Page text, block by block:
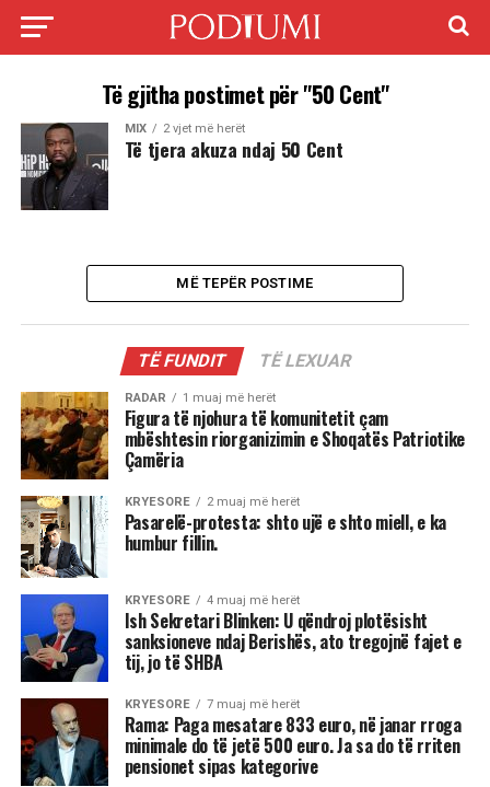
Të gjitha postimet për "50 Cent"
MIX 2 vjet më herët
Të tjera akuza ndaj 50 Cent
MË TEPËR POSTIME
TË FUNDIT TË LEXUAR
RADAR 1 muaj më herët
Figura të njohura të komunitetit çam
mbështesin riorganizimin e Shoqatës Patriotike
Çamëria
KRYESORE 2 muaj më herët
Pasarelë-protesta: shto ujë e shto miell, e ka
humbur fillin.
KRYESORE 4 muaj më herët
Ish Sekretari Blinken: U qëndroj plotësisht
sanksioneve ndaj Berishës, ato tregojnë fajet e
tij, jo të SHBA
KRYESORE 7 muaj më herët
Rama: Paga mesatare 833 euro, në janar rroga
minimale do të jetë 500 euro. Ja sa do të rriten
pensionet sipas kategorive